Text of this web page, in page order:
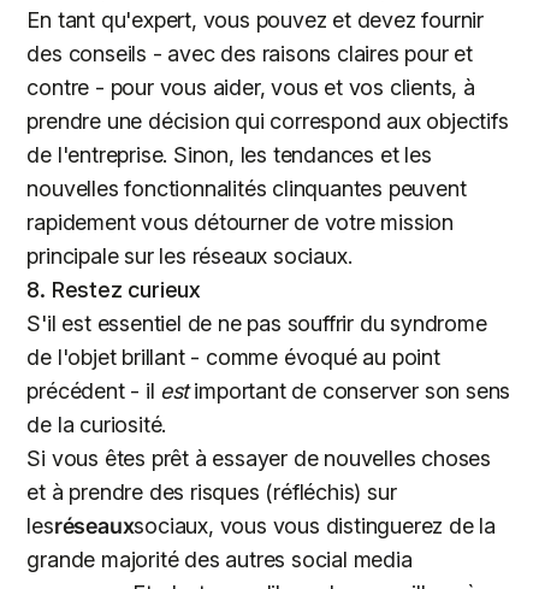
En tant qu'expert, vous pouvez et devez fournir
des conseils - avec des raisons claires pour et
contre - pour vous aider, vous et vos clients, à
prendre une décision qui correspond aux objectifs
de l'entreprise. Sinon, les tendances et les
nouvelles fonctionnalités clinquantes peuvent
rapidement vous détourner de votre mission
principale sur les réseaux sociaux.
8. Restez curieux
S'il est essentiel de ne pas souffrir du syndrome
de l'objet brillant - comme évoqué au point
précédent - il estimportant de conserver son sens
de la curiosité.
Si vous êtes prêt à essayer de nouvelles choses
et à prendre des risques (réfléchis) sur
lesréseauxsociaux, vous vous distinguerez de la
grande majorité des autres social media